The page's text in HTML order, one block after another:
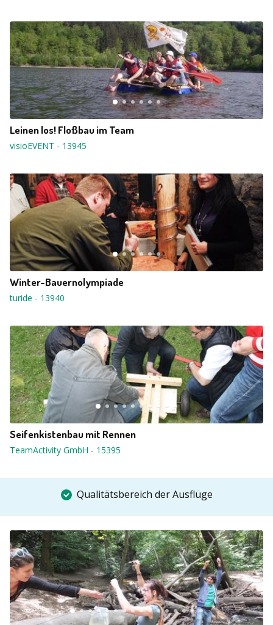
Leinen los! Floßbau im Team
visioEVENT - 13945
Winter-Bauernolympiade
turide - 13940
Seifenkistenbau mit Rennen
TeamActivity GmbH - 15395
Qualitätsbereich der Ausflüge